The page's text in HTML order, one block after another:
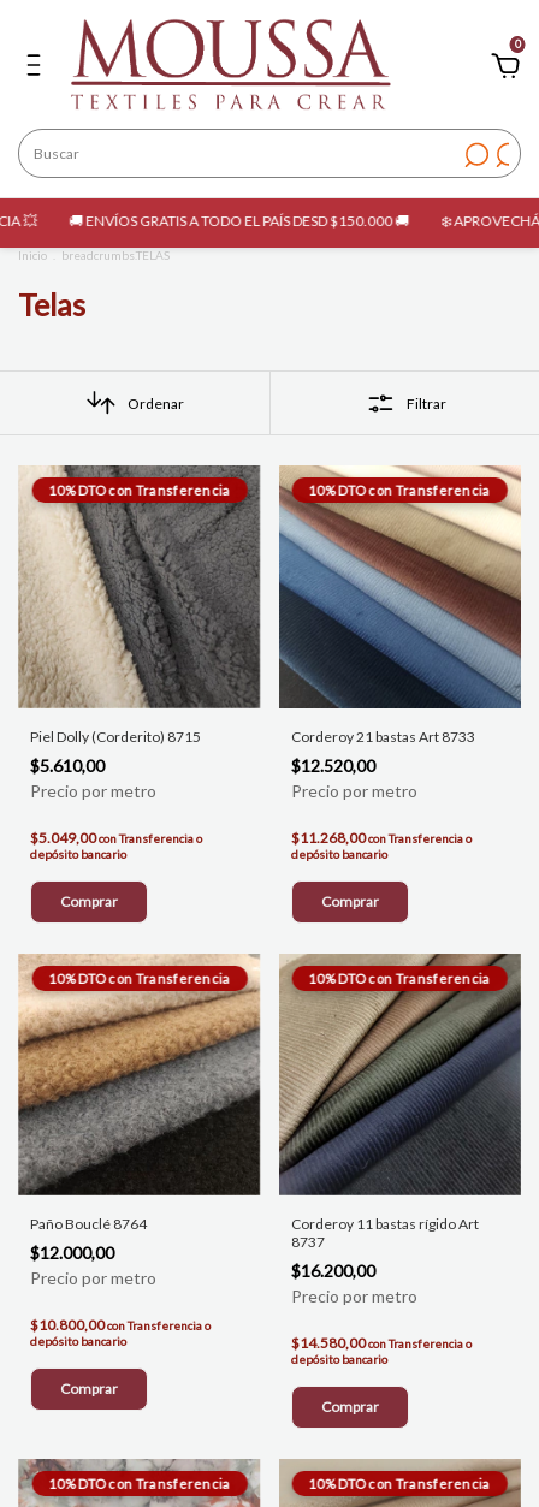
0
GRATIS A TODO EL PAÍS DESD $150.000 🚚 ❄️ APROVECHÁ LAS
Inicio breadcrumbs.TELAS
Telas
Ordenar Filtrar
Piel Dolly (Corderito) 8715
$5.610,00
$5.049,00conTransferencia o
depósito bancario
Comprar
Corderoy 21 bastas Art 8733
$12.520,00
$11.268,00conTransferencia o
depósito bancario
Comprar
Paño Bouclé 8764
$12.000,00
$10.800,00conTransferencia o
depósito bancario
Comprar
Corderoy 11 bastas rígido Art
8737
$16.200,00
$14.580,00conTransferencia o
depósito bancario
Comprar